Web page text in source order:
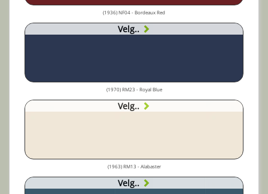
(1936) NF04 - Bordeaux Red
Velg..
(1970) RM23 - Royal Blue
Velg..
(1963) RM13 - Alabaster
Velg..